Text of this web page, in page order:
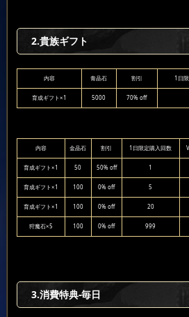
2.貴族ギフト
内容 青晶石 割引 1日
育成ギフト×1 5000 70% off
内容 金晶石 割引 1日限定購入回数
育成ギフト×1 50 50% off 1
育成ギフト×1 100 0% off 5
育成ギフト×1 100 0% off 20
狩魔石×5 100 0% off 999
3.消費特典-毎日